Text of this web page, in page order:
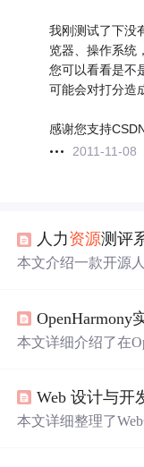
我刚测试了下没
览器、操作系统
您可以看看是不
可能会对打分造
感谢您支持
2011-11-08
人力资源测评系
本文介绍一款开源
可用于员工能力评
能提升企业人力资
本文详细介绍了在
资源链接。
Web 设计与开
本文详细整理了